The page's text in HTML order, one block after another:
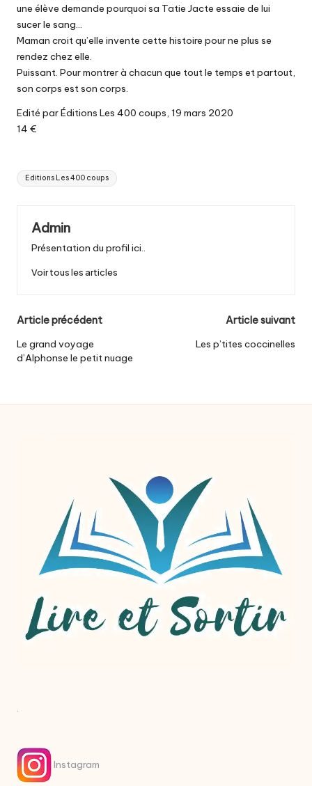
une élève demande pourquoi sa Tatie Jacte essaie de lui
sucer le sang…
Maman croit qu’elle invente cette histoire pour ne plus se
rendez chez elle.
Puissant. Pour montrer à chacun que tout le temps et partout,
son corps est son corps.
Edité par Éditions Les 400 coups, 19 mars 2020
14 €
Tags:
Editions Les 400 coups
Admin
Présentation du profil ici..
Voir tous les articles
Post
navigation
Article précédent
Le grand voyage
d’Alphonse le petit nuage
Article suivant
Les p’tites coccinelles
.
Instagram